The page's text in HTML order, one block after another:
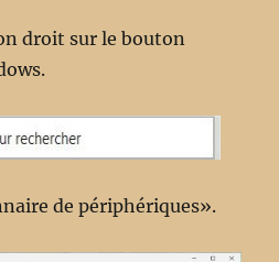
droit sur le bouton
de périphériques».